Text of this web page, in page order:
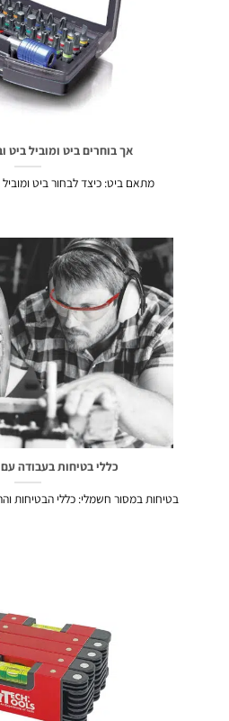
אך בוחרים ביט ומוביל ביט
מתאם ביט: כיצד לבחור ביט ומוביל ביט
כללי בטיחות בעבודה עם מסור
בטיחות במסור חשמלי: כללי הבטיחות וההכנה